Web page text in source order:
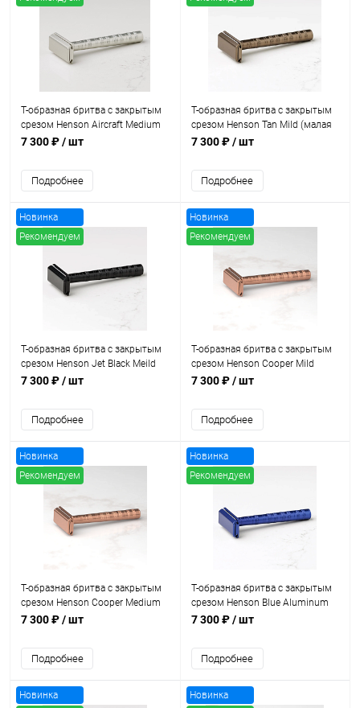
Т-образная бритва с закрытым
срезом Henson Aircraft Medium
(средняя агрессивность)
7 300 ₽/ шт
Подробнее
Т-образная бритва с закрытым
срезом Henson Tan Mild (малая
агрессивность)
7 300 ₽/ шт
Подробнее
Новинка
Рекомендуем
Т-образная бритва с закрытым
срезом Henson Jet Black Meild
(малая агрессивность)
7 300 ₽/ шт
Подробнее
Новинка
Рекомендуем
Т-образная бритва с закрытым
срезом Henson Cooper Mild
(малая агрессивность)
7 300 ₽/ шт
Подробнее
Новинка
Рекомендуем
Т-образная бритва с закрытым
срезом Henson Cooper Medium
(средняя агрессивность)
7 300 ₽/ шт
Подробнее
Новинка
Рекомендуем
Т-образная бритва с закрытым
срезом Henson Blue Aluminum
Mild
7 300 ₽/ шт
Подробнее
Новинка
Новинка